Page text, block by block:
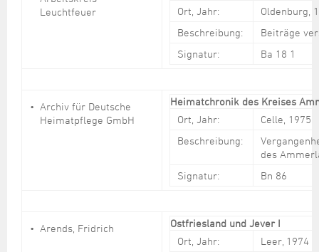
Leuchtfeuer
Ort, Jahr:
Oldenburg,
Beschreibung:
Beiträge
Signatur:
Ba 18 1
Archiv für Deutsche
Heimatpflege GmbH
Heimatchronik des Kreises
Ort, Jahr:
Celle, 1975
Beschreibung:
des
Signatur:
Bn 86
Arends, Fridrich
Ostfriesland und Jever I
Ort, Jahr:
Leer, 1974